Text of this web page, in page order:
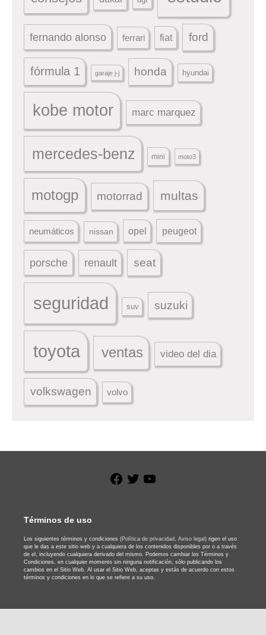
fernando alonso ferrari fiat ford
fórmula 1 garaje j-j honda hyundai
kobe motor marc marquez
mercedes-benz mini moto3
motogp motorrad multas
neumáticos nissan opel peugeot
porsche renault seat
seguridad suv suzuki
toyota ventas video del dia
volkswagen volvo
Facebook
Twitter
Términos de uso
Los siguientes términos y condiciones (Política de privacidad, Aviso legal) rigen el uso
que le das a este sitio web y a cualquiera de los contenidos disponibles por o a través
de el, incluyendo cualquiera derivado del mismo. Podemos cambiar los Términos y
Condiciones, en cualquier momento sin ninguna notificación, sólo publicando los
cambios en el Sitio Web. Al usar el Sitio Web, aceptas y estás de acuerdo con estos
términos y condiciones en lo que se refiere a su uso.